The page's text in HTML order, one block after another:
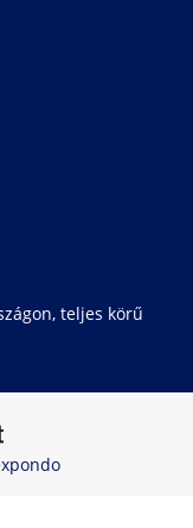
teljes körű